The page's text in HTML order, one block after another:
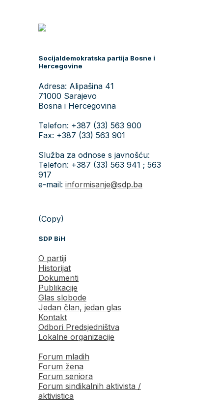
Socijaldemokratska partija Bosne i
Hercegovine
Adresa: Alipašina 41
71000 Sarajevo
Bosna i Hercegovina
Telefon: +387 (33) 563 900
Fax: +387 (33) 563 901
Služba za odnose s javnošću:
Telefon: +387 (33) 563 941 ; 563
917
e-mail: informisanje@sdp.ba
(Copy)
SDP BiH
O partiji
Historijat
Dokumenti
Publikacije
Glas slobode
Jedan član, jedan glas
Kontakt
Odbori Predsjedništva
Lokalne organizacije
Forum mladih
Forum žena
Forum seniora
Forum sindikalnih aktivista /
aktivistica